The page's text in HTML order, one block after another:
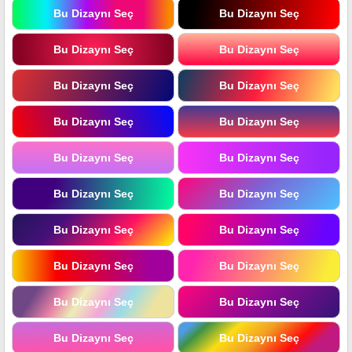
Bu Dizaynı Seç Bu Dizaynı Seç
Bu Dizaynı Seç Bu Dizaynı Seç
Bu Dizaynı Seç Bu Dizaynı Seç
Bu Dizaynı Seç Bu Dizaynı Seç
Bu Dizaynı Seç Bu Dizaynı Seç
Bu Dizaynı Seç Bu Dizaynı Seç
Bu Dizaynı Seç Bu Dizaynı Seç
Bu Dizaynı Seç Bu Dizaynı Seç
Bu Dizaynı Seç Bu Dizaynı Seç
Bu Dizaynı Seç Bu Dizaynı Seç